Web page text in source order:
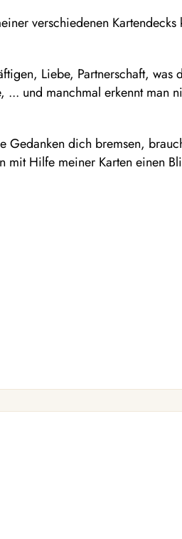
verschiedenen
Liebe, Partnerschaft, was
und manchmal erkennt man
Gedanken dich bremsen,
Hilfe meiner Karten einen